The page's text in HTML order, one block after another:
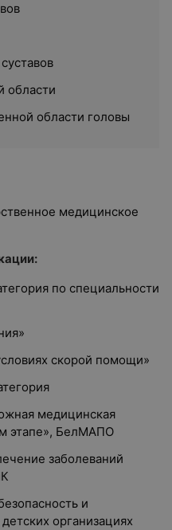
области
области головы
медицинское
по специальности
скорой помощи»
медицинская
этапе», БелМАПО
заболеваний
и
организациях